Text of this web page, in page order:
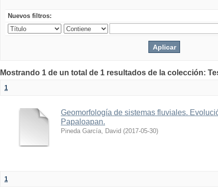
Nuevos filtros:
Mostrando 1 de un total de 1 resultados de la colección:
1
Geomorfología de sistemas fluviales.
Papaloapan.
Pineda García, David (2017-05-30)
1